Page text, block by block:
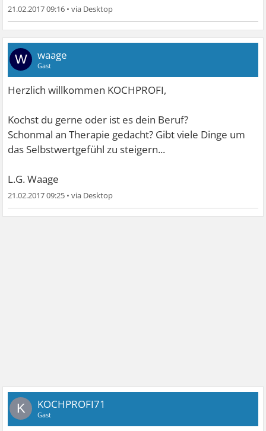
21.02.2017 09:16 •
W waage
Gast
Herzlich willkommen KOCHPROFI,
Kochst du gerne oder ist es dein Beruf?
Schonmal an Therapie gedacht? Gibt viele Dinge um
das Selbstwertgefühl zu steigern...
L.G. Waage
21.02.2017 09:25 •
K KOCHPROFI71
Gast